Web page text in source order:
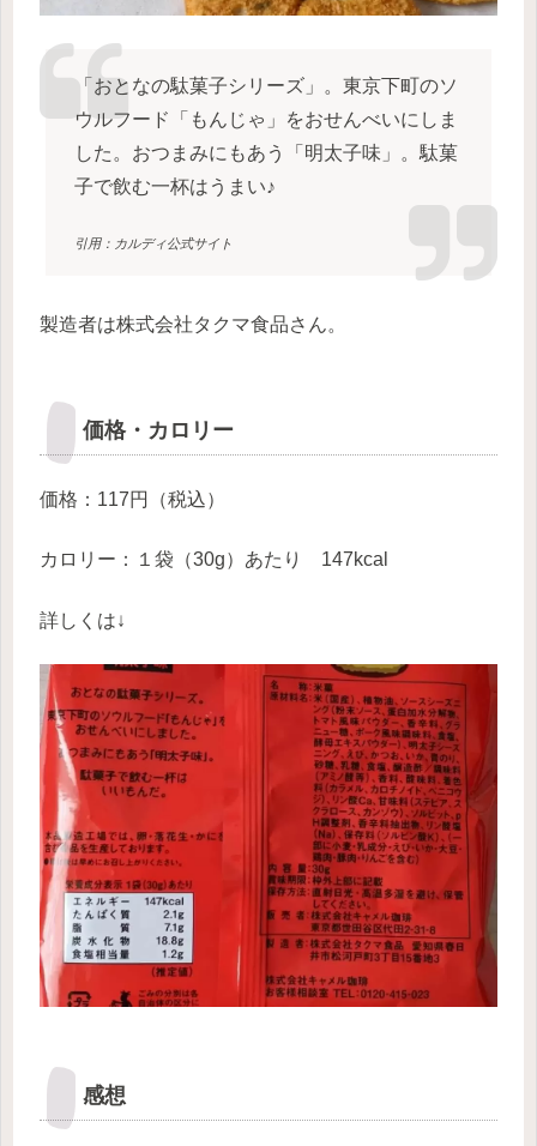
「おとなの駄菓子シリーズ」。東京下町のソ
ウルフード「もんじゃ」をおせんべいにしま
した。おつまみにもあう「明太子味」。駄菓
子で飲む一杯はうまい♪
引用：カルディ公式サイト
製造者は株式会社タクマ食品さん。
価格・カロリー
価格：117円（税込）
カロリー：１袋（30g）あたり 147kcal
詳しくは↓
感想